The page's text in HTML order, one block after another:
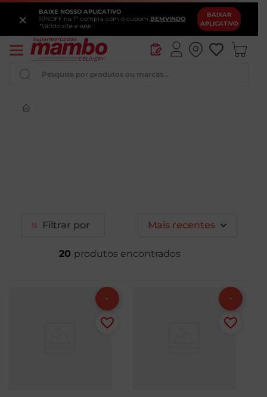
BAIXE NOSSO APLICATIVO
10%OFF na 1ª compra com o cupom BEMVINDO
*Válido site e app
BAIXAR
APLICATIVO
×
Pesquise por produtos ou marcas...
Filtrar Mais recentes
20